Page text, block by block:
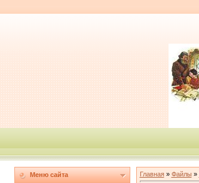
Меню сайта Главная» Файлы»